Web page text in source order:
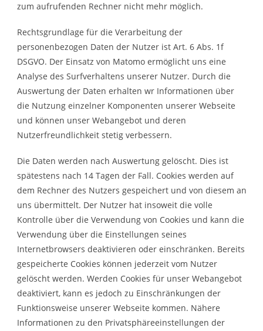
zum aufrufenden Rechner nicht mehr möglich.
Rechtsgrundlage für die Verarbeitung der
personenbezogen Daten der Nutzer ist Art. 6 Abs. 1f
DSGVO. Der Einsatz von Matomo ermöglicht uns eine
Analyse des Surfverhaltens unserer Nutzer. Durch die
Auswertung der Daten erhalten wr Informationen über
die Nutzung einzelner Komponenten unserer Webseite
und können unser Webangebot und deren
Nutzerfreundlichkeit stetig verbessern.
Die Daten werden nach Auswertung gelöscht. Dies ist
spätestens nach 14 Tagen der Fall. Cookies werden auf
dem Rechner des Nutzers gespeichert und von diesem an
uns übermittelt. Der Nutzer hat insoweit die volle
Kontrolle über die Verwendung von Cookies und kann die
Verwendung über die Einstellungen seines
Internetbrowsers deaktivieren oder einschränken. Bereits
gespeicherte Cookies können jederzeit vom Nutzer
gelöscht werden. Werden Cookies für unser Webangebot
deaktiviert, kann es jedoch zu Einschränkungen der
Funktionsweise unserer Webseite kommen. Nähere
Informationen zu den Privatsphäreeinstellungen der